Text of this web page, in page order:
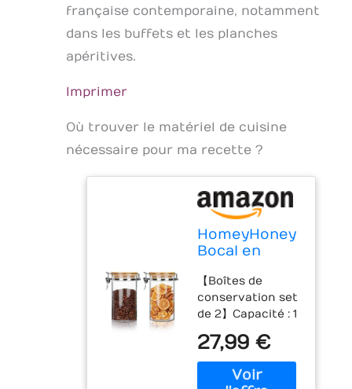
française contemporaine, notamment
dans les buffets et les planches
apéritives.
Imprimer
Où trouver le matériel de cuisine
nécessaire pour ma recette ?
HomeyHoney
Bocal en
Hermétique
avec
Couvercle à
Fermeture à
Crochet
【Boîtes de
conservation set
de 2】Capacité : 1
dimensions : 20
cm (H) x 10 cm (L).
L'emballage
27,99 €